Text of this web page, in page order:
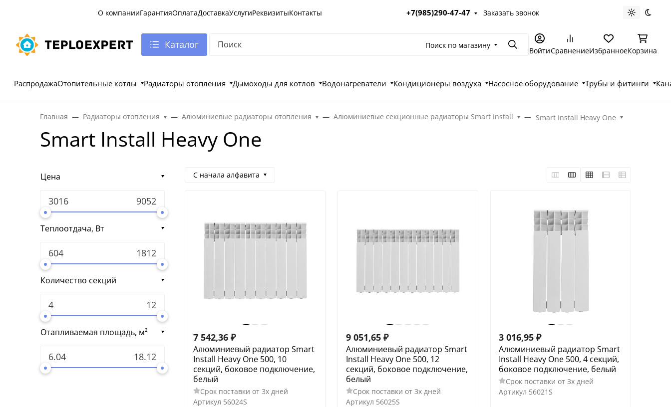
О компанииГарантияОплатаДоставкаУслугиРеквизитыКонтакты +7(985)290-47-47 Заказать звонок Светлая
Каталог Поиск по магазину ПоискВойтиСравнениеИзбранноеКорзина
РаспродажаОтопительные котлы Радиаторы отопления Дымоходы для котлов Водонагреватели Кондиционеры воздуха Насосное оборудование Трубы и фитинги
Главная Радиаторы отопления Алюминиевые радиаторы отопления Алюминиевые секционные радиаторы Smart Install Smart Install Heavy One
Smart Install Heavy One
Цена
Теплоотдача, Вт
Количество секций
Отапливаемая площадь, м²
С начала алфавита
7 542,36 ₽
Алюминиевый радиатор Smart
Install Heavy One 500, 10
секций, боковое подключение,
белый
Срок поставки от 3х дней
Артикул 56024S
9 051,65 ₽
Алюминиевый радиатор Smart
Install Heavy One 500, 12
секций, боковое подключение,
белый
Срок поставки от 3х дней
Артикул 56025S
3 016,95 ₽
Алюминиевый радиатор Smart
Install Heavy One 500, 4 секций,
боковое подключение, белый
Срок поставки от 3х дней
Артикул 56021S